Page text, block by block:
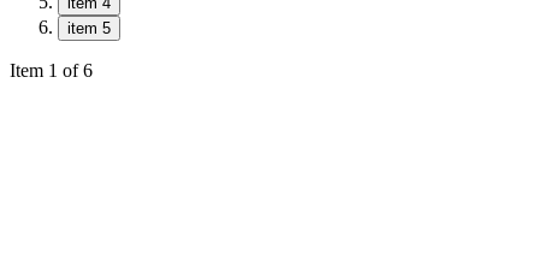
item 5
Item 1 of 6